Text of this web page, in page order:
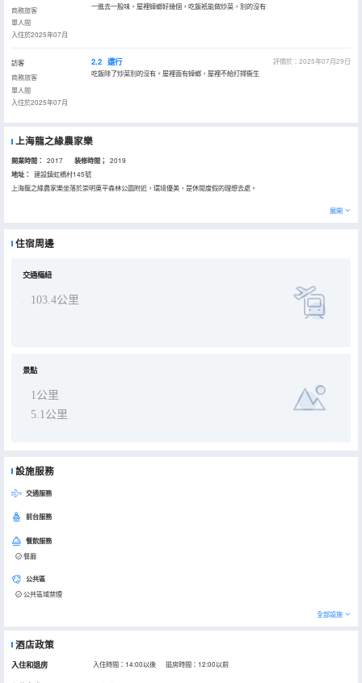
商務旅客
單人間
入住於2025年07月
一進去一股味，屋裡蟑螂好幾個，吃飯衹能做炒菜，別的沒有
訪客
商務旅客
單人間
入住於2025年07月
2.2 還行
評價於：2025年07月29日
吃飯除了炒菜別的沒有。屋裡面有蟑螂，屋裡不給打掃衞生
上海龍之緣農家樂
開業時間： 2017 装修時間； 2019
地址：
建設鎮虹橋村145號
上海龍之緣農家樂坐落於崇明東平森林公園附近，環境優美，是休閒度假的理想去處。
展開
住宿周邊
交通樞紐
103.4公里
景點
1公里
5.1公里
設施服務
交通服務
前台服務
餐飲服務
餐廳
公共區
公共區域禁煙
全部設施
酒店政策
入住和退房 入住時間：14:00以後 退房時間：12:00以前